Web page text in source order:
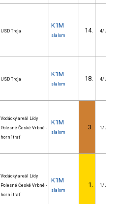
USD Troja
K1M
slalom
14. 4/U23
USD Troja
K1M
slalom
18. 4/U23
Vodácký areál Lídy
Polesné České Vrbné -
horní trať
K1M
slalom
3. 1/U23
Vodácký areál Lídy
Polesné České Vrbné -
horní trať
K1M
slalom
1. 1/U23